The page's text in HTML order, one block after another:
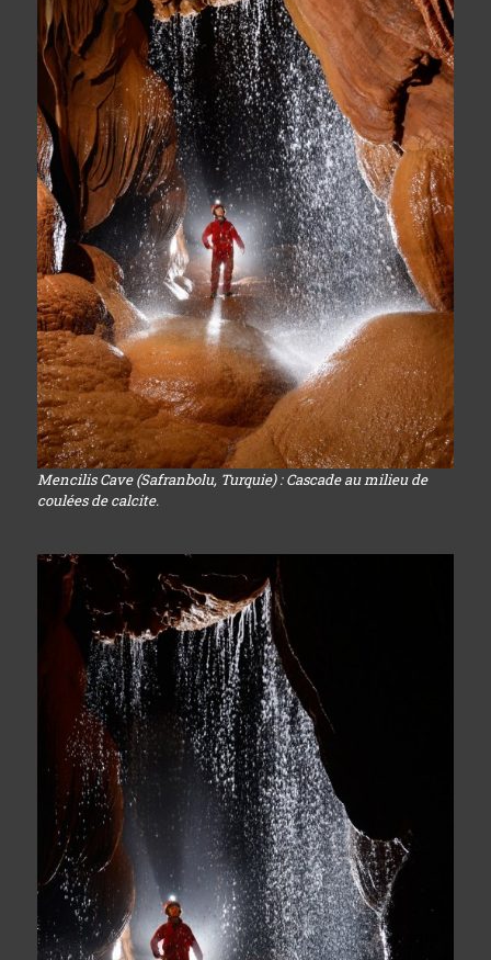
Mencilis Cave (Safranbolu, Turquie) : Cascade au milieu de
coulées de calcite.